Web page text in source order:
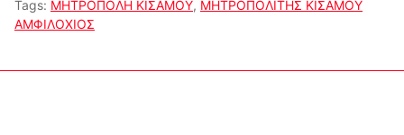
Tags: ΜΗΤΡΟΠΟΛΗ ΚΙΣΑΜΟΥ, ΜΗΤΡΟΠΟΛΙΤΗΣ ΚΙΣΑΜΟΥ
ΑΜΦΙΛΟΧΙΟΣ